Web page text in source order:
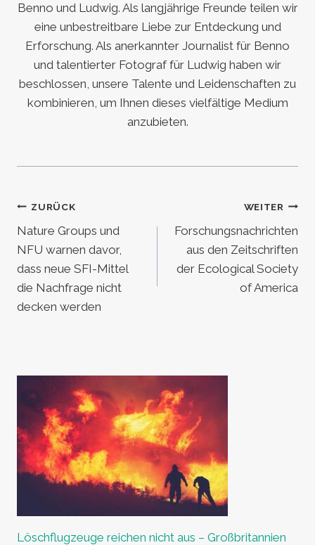
Benno und Ludwig. Als langjährige Freunde teilen wir
eine unbestreitbare Liebe zur Entdeckung und
Erforschung. Als anerkannter Journalist für Benno
und talentierter Fotograf für Ludwig haben wir
beschlossen, unsere Talente und Leidenschaften zu
kombinieren, um Ihnen dieses vielfältige Medium
anzubieten.
Beitragsnavigation
ZURÜCK
Nature Groups und
NFU warnen davor,
dass neue SFI-Mittel
die Nachfrage nicht
decken werden
WEITER
Forschungsnachrichten
aus den Zeitschriften
der Ecological Society
of America
Löschflugzeuge reichen nicht aus – Großbritannien